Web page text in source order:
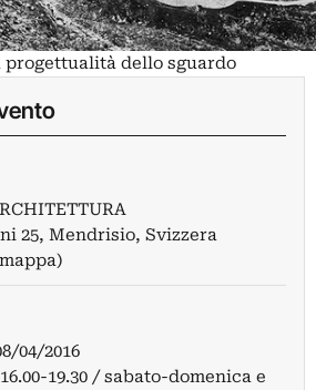
progettualità dello sguardo
25, Mendrisio, Svizzera
04/2016
19.30 / sabato-domenica e